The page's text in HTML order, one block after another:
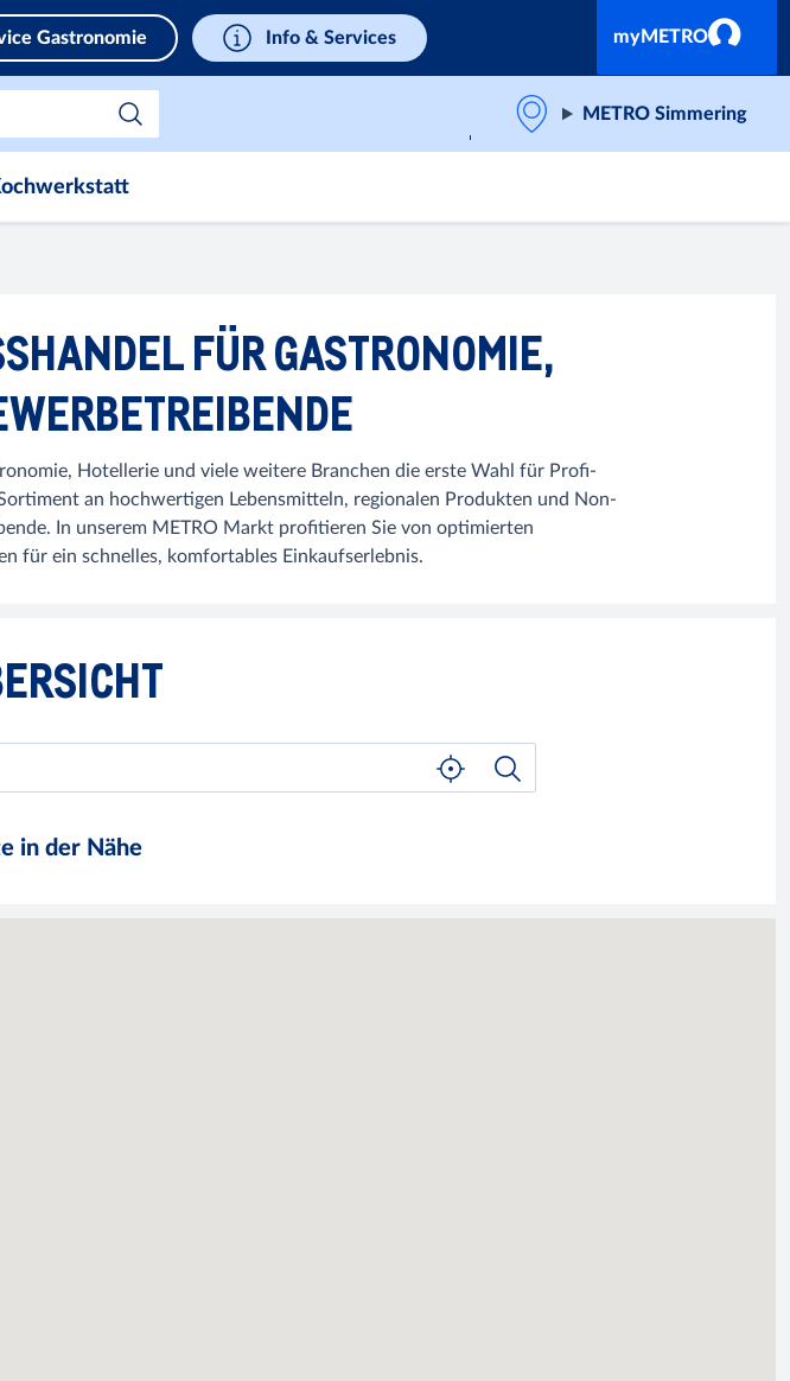
Gastronomie Info & Services myMETRO
METRO Simmering
FÜR GASTRONOMIE,
Hotellerie und viele weitere Branchen die erste Wahl für Profi-
an hochwertigen Lebensmitteln, regionalen Produkten und Non-
In unserem METRO Markt profitieren Sie von optimierten
für ein schnelles, komfortables Einkaufserlebnis.
in der Nähe